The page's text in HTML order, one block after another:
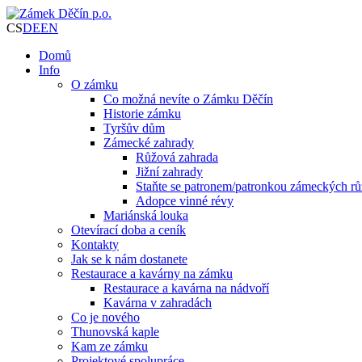
CSDEEN
Domů
Info
O zámku
Co možná nevíte o Zámku Děčín
Historie zámku
Tyršův dům
Zámecké zahrady
Růžová zahrada
Jižní zahrady
Staňte se patronem/patronkou zámeckých
Adopce vinné révy
Mariánská louka
Otevírací doba a ceník
Kontakty
Jak se k nám dostanete
Restaurace a kavárny na zámku
Restaurace a kavárna na nádvoří
Kavárna v zahradách
Co je nového
Thunovská kaple
Kam ze zámku